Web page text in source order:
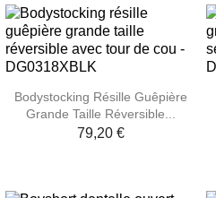
Bodystocking Résille Guêpière
Grande Taille Réversible...
79,20 €